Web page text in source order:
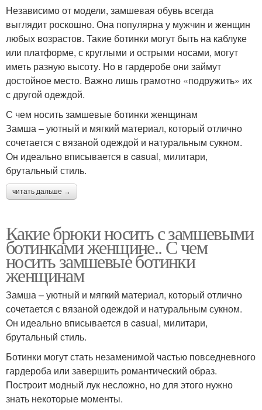
Независимо от модели, замшевая обувь всегда
выглядит роскошно. Она популярна у мужчин и женщин
любых возрастов. Такие ботинки могут быть на каблуке
или платформе, с круглыми и острыми носами, могут
иметь разную высоту. Но в гардеробе они займут
достойное место. Важно лишь грамотно «подружить» их
с другой одеждой.
С чем носить замшевые ботинки женщинам
Замша – уютный и мягкий материал, который отлично
сочетается с вязаной одеждой и натуральным сукном.
Он идеально вписывается в casual, милитари,
брутальный стиль.
читать дальше →
Какие брюки носить с замшевыми
ботинками женщине.. С чем
носить замшевые ботинки
женщинам
Замша – уютный и мягкий материал, который отлично
сочетается с вязаной одеждой и натуральным сукном.
Он идеально вписывается в casual, милитари,
брутальный стиль.
Ботинки могут стать незаменимой частью повседневного
гардероба или завершить романтический образ.
Построит модный лук несложно, но для этого нужно
знать некоторые моменты.